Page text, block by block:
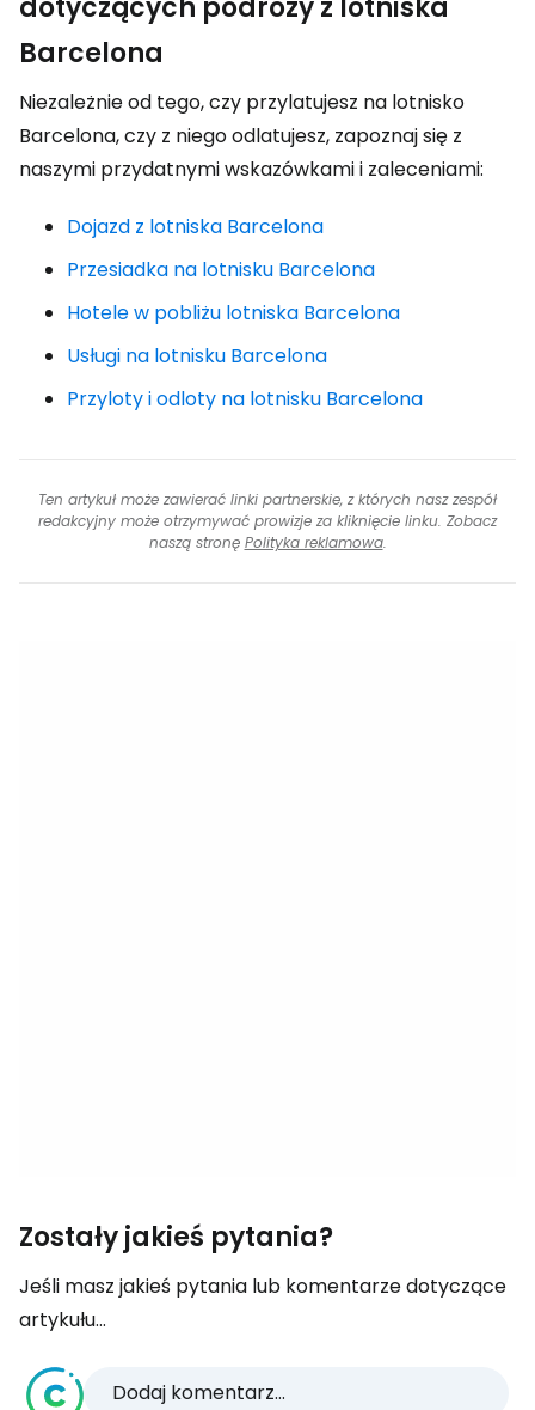
dotyczących podróży z lotniska
Barcelona
Niezależnie od tego, czy przylatujesz na lotnisko
Barcelona, czy z niego odlatujesz, zapoznaj się z
naszymi przydatnymi wskazówkami i zaleceniami:
Dojazd z lotniska Barcelona
Przesiadka na lotnisku Barcelona
Hotele w pobliżu lotniska Barcelona
Usługi na lotnisku Barcelona
Przyloty i odloty na lotnisku Barcelona
Ten artykuł może zawierać linki partnerskie, z których nasz zespół
redakcyjny może otrzymywać prowizje za kliknięcie linku. Zobacz
naszą stronę Polityka reklamowa.
Zostały jakieś pytania?
Jeśli masz jakieś pytania lub komentarze dotyczące
artykułu...
Dodaj komentarz...